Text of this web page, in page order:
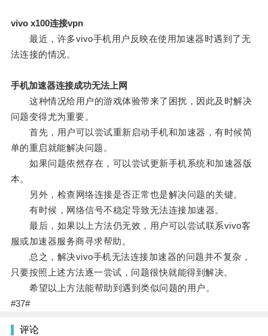
vivo x100连接vpn
最近，许多vivo手机用户反映在使用加速器时遇到了无
法连接的情况。
手机加速器连接成功无法上网
这种情况给用户的游戏体验带来了困扰，因此及时解决
问题变得尤为重要。
首先，用户可以尝试重新启动手机和加速器，有时候简
单的重启就能解决问题。
如果问题依然存在，可以尝试更新手机系统和加速器版
本。
另外，检查网络连接是否正常也是解决问题的关键。
有时候，网络信号不稳定导致无法连接加速器。
最后，如果以上方法仍无效，用户可以尝试联系vivo客
服或加速器服务商寻求帮助。
总之，解决vivo手机无法连接加速器的问题并不复杂，
只要按照上述方法逐一尝试，问题很快就能得到解决。
希望以上方法能帮助到遇到类似问题的用户。
#37#
评论